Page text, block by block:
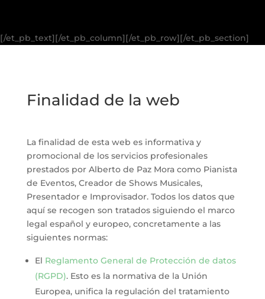
[/et_pb_text][/et_pb_column][/et_pb_row][/et_pb_section]
Finalidad de la web
La finalidad de esta web es informativa y
promocional de los servicios profesionales
prestados por Alberto de Paz Mora como Pianista
de Eventos, Creador de Shows Musicales,
Presentador e Improvisador. Todos los datos que
aquí se recogen son tratados siguiendo el marco
legal español y europeo, concretamente a las
siguientes normas:
El Reglamento General de Protección de datos
(RGPD). Esto es la normativa de la Unión
Europea, unifica la regulación del tratamiento